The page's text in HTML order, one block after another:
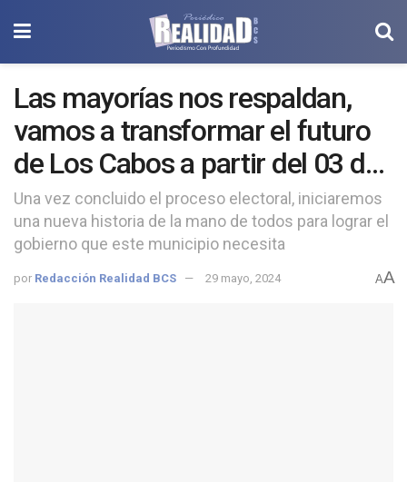
Las mayorías nos respaldan,
vamos a transformar el futuro
de Los Cabos a partir del 03 de
junio, hay mucho trabajo por
hacer: Christian Agúndez
Una vez concluido el proceso electoral, iniciaremos
una nueva historia de la mano de todos para lograr el
gobierno que este municipio necesita
por Redacción Realidad BCS 29 mayo, 2024 AA